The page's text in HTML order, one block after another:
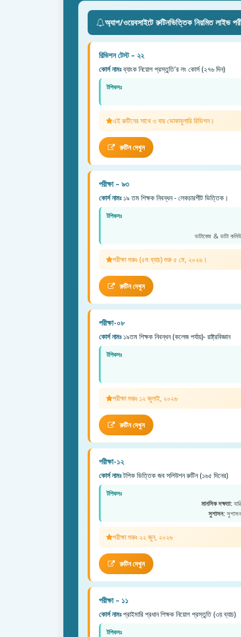
অ্যাপ/ওয়েবসাইটে রুটিনভিত্তিক নিয়মিত লাইভ
রিভিশন টেস্ট – ২২
কোর্স নামঃব্যাংক নিয়োগ প্রস্তুতি'র লং কোর্স (২৭৬ দিন)
টপিকসঃ
এই রুটিনের সাথে ৩ বার ভোকাবুলারি রিভিশন।
রুটিন দেখুন
পরীক্ষা – ৯৩
কোর্স নামঃ১৯ তম শিক্ষক নিবন্ধন - লেকচারশীট ভিত্তিক।
টপিকসঃ
ডাটাবেজ & ডাটা
পরীক্ষা শুরুঃ (৫ম ব্যাচ) শুরু ৫ মে, ২০২৬।
রুটিন দেখুন
পরীক্ষা-০৮
কোর্স নামঃ১৯তম শিক্ষক নিবন্ধন (কলেজ পর্যায়)- রাষ্ট্রবিজ্ঞান
টপিকসঃ
পরীক্ষা শুরুঃ ১২ জুলাই, ২০২৬
রুটিন দেখুন
পরীক্ষা-১২
কোর্স নামঃটপিক ভিত্তিক জব সলিউশন রুটিন (১৬৫ দিনের)
টপিকসঃ
মানসিক দক্ষতা:
সুশাসন:
পরীক্ষা শুরুঃ ২২ জুন, ২০২৬
রুটিন দেখুন
পরীক্ষা – ১১
কোর্স নামঃপ্রাইমারি প্রধান শিক্ষক নিয়োগ প্রস্তুতি (৩য় ব্যাচ)
টপিকসঃ